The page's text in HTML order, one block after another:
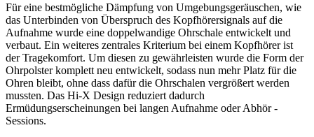
Für eine bestmögliche Dämpfung von Umgebungsgeräuschen, wie
das Unterbinden von Überspruch des Kopfhörersignals auf die
Aufnahme wurde eine doppelwandige Ohrschale entwickelt und
verbaut. Ein weiteres zentrales Kriterium bei einem Kopfhörer ist
der Tragekomfort. Um diesen zu gewährleisten wurde die Form der
Ohrpolster komplett neu entwickelt, sodass nun mehr Platz für die
Ohren bleibt, ohne dass dafür die Ohrschalen vergrößert werden
mussten. Das Hi-X Design reduziert dadurch
Ermüdungserscheinungen bei langen Aufnahme oder Abhör -
Sessions.